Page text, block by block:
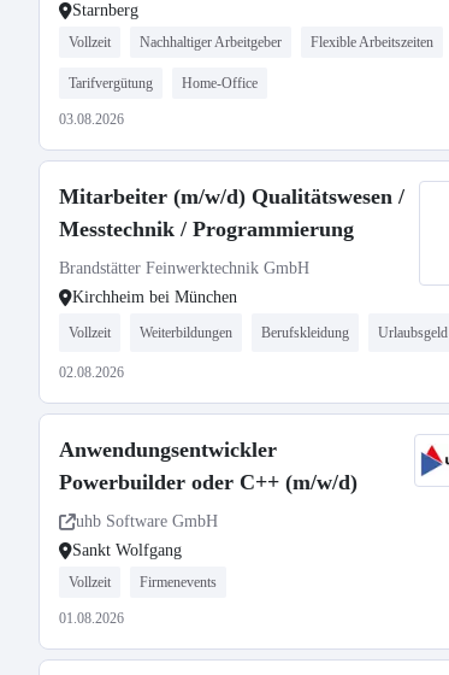
Starnberg
Vollzeit Nachhaltiger Arbeitgeber Flexible Arbeitszeiten
Tarifvergütung Home-Office
03.08.2026
Mitarbeiter (m/w/d) Qualitätswesen /
Messtechnik / Programmierung
Brandstätter Feinwerktechnik GmbH
Kirchheim bei München
Vollzeit Weiterbildungen Berufskleidung Urlaubsgeld
02.08.2026
Anwendungsentwickler
Powerbuilder oder C++ (m/w/d)
uhb Software GmbH
Sankt Wolfgang
Vollzeit Firmenevents
01.08.2026